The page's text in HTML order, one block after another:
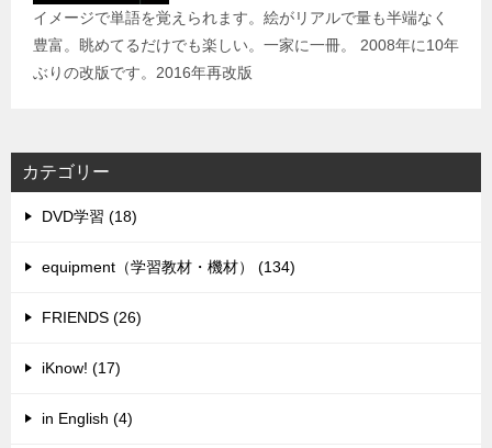
イメージで単語を覚えられます。絵がリアルで量も半端なく
豊富。眺めてるだけでも楽しい。一家に一冊。 2008年に10年
ぶりの改版です。2016年再改版
カテゴリー
DVD学習 (18)
equipment（学習教材・機材） (134)
FRIENDS (26)
iKnow! (17)
in English (4)